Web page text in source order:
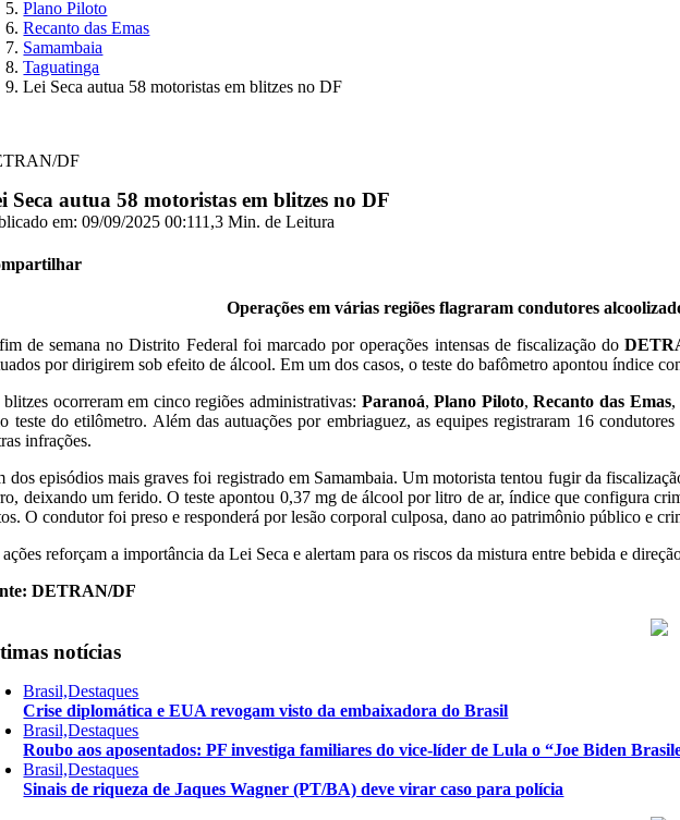
Plano Piloto
Recanto das Emas
Samambaia
Taguatinga
Lei Seca autua 58 motoristas em blitzes no DF
DF
Seca autua 58 motoristas em blitzes no DF
em: 09/09/2025 00:111,3 Min. de Leitura
Operações em várias regiões flagraram condutores
de semana no Distrito Federal foi marcado por operações intensas de fiscalização do
por dirigirem sob efeito de álcool. Em um dos casos, o teste do bafômetro apontou índice
ocorreram em cinco regiões administrativas: Paranoá,Plano Piloto,Recanto das Emas,
teste do etilômetro. Além das autuações por embriaguez, as equipes registraram 16
infrações.
dos episódios mais graves foi registrado em Samambaia. Um motorista tentou fugir da
deixando um ferido. O teste apontou 0,37 mg de álcool por litro de ar, índice que configura
O condutor foi preso e responderá por lesão corporal culposa, dano ao patrimônio público e
reforçam a importância da Lei Seca e alertam para os riscos da mistura entre bebida e
DETRAN/DF
notícias
Brasil,Destaques
Crise diplomática e EUA revogam visto da embaixadora do Brasil
Brasil,Destaques
Roubo aos aposentados: PF investiga familiares do vice-líder de Lula o “Joe Biden
Brasil,Destaques
Sinais de riqueza de Jaques Wagner (PT/BA) deve virar caso para polícia